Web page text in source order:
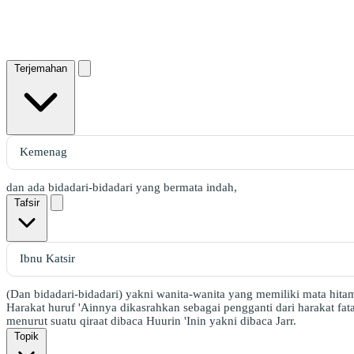
Terjemahan
dan ada bidadari-bidadari yang bermata indah,
Tafsir
(Dan bidadari-bidadari) yakni wanita-wanita yang memiliki mata
Harakat huruf 'Ainnya dikasrahkan sebagai pengganti dari harakat
menurut suatu qiraat dibaca Huurin 'Inin yakni dibaca Jarr.
Topik